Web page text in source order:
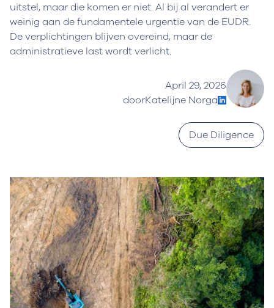
uitstel, maar die komen er niet. Al bij al verandert er
weinig aan de fundamentele urgentie van de EUDR.
De verplichtingen blijven overeind, maar de
administratieve last wordt verlicht.
April 29, 2026
doorKatelijne Norga
Due Diligence